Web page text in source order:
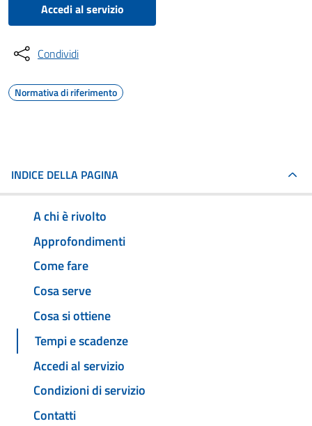
Accedi al servizio
Condividi
Normativa di riferimento
INDICE DELLA PAGINA
A chi è rivolto
Approfondimenti
Come fare
Cosa serve
Cosa si ottiene
Tempi e scadenze
Accedi al servizio
Condizioni di servizio
Contatti